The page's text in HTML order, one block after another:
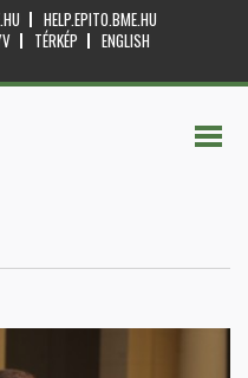
HELP.EPITO.BME.HU
TÉRKÉP
ENGLISH